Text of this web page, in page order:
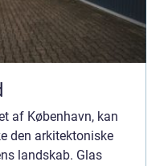
af København, kan
den arkitektoniske
landskab. Glas